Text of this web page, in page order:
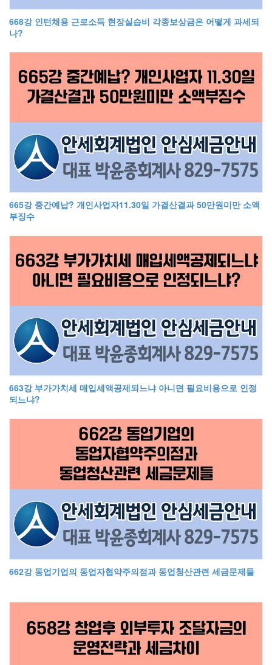
668강 인턴채용 근로소득 현장실습비 각종보상금은 어떻게 과세되
나?
665강 중간예납? 개인사업자11.30일 가결산결과 50만원미만 소액
부징수
663강 부가가치세 매입세액공제되느냐 아니면 필요비용으로 인정
되느냐?
662강 동업기업의 동업자협약주의점과 동업청산관련 세금문제들